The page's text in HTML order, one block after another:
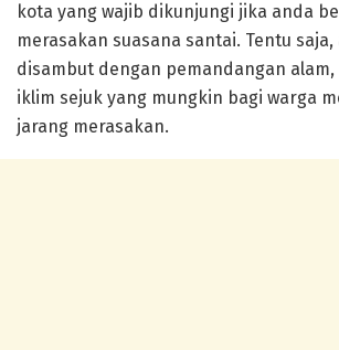
kota yang wajib dikunjungi jika anda
merasakan suasana santai. Tentu
disambut dengan pemandangan
iklim sejuk yang mungkin bagi warga
jarang merasakan.